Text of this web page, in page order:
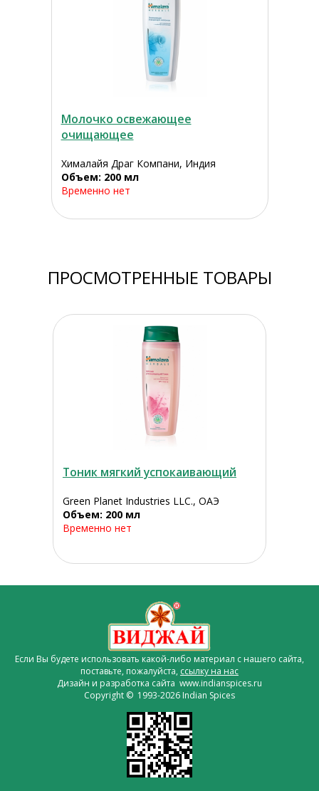
Молочко освежающее
очищающее
Хималайя Драг Компани, Индия
Объем: 200 мл
Временно нет
ПРОСМОТРЕННЫЕ ТОВАРЫ
Тоник мягкий успокаивающий
Green Planet Industries LLC., ОАЭ
Объем: 200 мл
Временно нет
Если Вы будете использовать какой-либо материал с нашего сайта,
поставьте, пожалуйста, ссылку на нас
Дизайн и разработка сайта www.indianspices.ru
Copyright © 1993-2026 Indian Spices